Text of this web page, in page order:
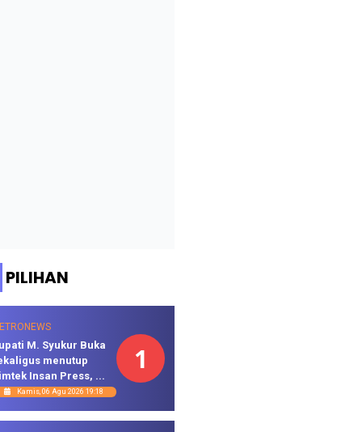
PILIHAN
M. Syukur Buka
menutup
Insan Press, ...
Kamis, 06 Agu 2026 19:18
1